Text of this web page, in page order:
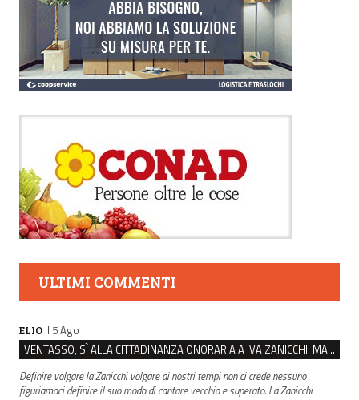
ULTIMI COMMENTI
ELIO il 5 Ago
VENTASSO, SÌ ALLA CITTADINANZA ONORARIA A IVA ZANICCHI. MA BARGIACCHI: “È DI PESSIMO GUSTO”
Definire volgare la Zanicchi volgare ai nostri tempi non ci crede nessuno
figuriamoci definire il suo modo di cantare vecchio e superato. La Zanicchi